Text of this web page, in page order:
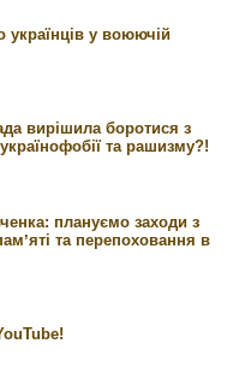
у воюючій
вирішила боротися з
та рашизму?!
плануємо заходи з
та перепоховання в